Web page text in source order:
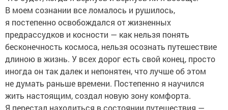
В моем сознании все ломалось и рушилось,
я постепенно освобождался от жизненных
предрассудков и косности — как нельзя понять
бесконечность космоса, нельзя осознать путешествие
длиною в жизнь. У всех дорог есть свой конец, просто
иногда он так далек и непонятен, что лучше об этом
не думать раньше времени. Постепенно я научился
жить настоящим, создал новую зону комфорта.
Я перестал находиться в состоянии путешествия —